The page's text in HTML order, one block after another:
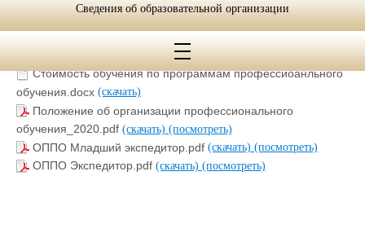
организации профессионального обучения и доп. проф.
Стоимость обучения по программам профессиоанльного
обучения.docx (скачать)
Положение об организации профессионального
обучения_2020.pdf (скачать) (посмотреть)
ОППО Младший экспедитор.pdf (скачать) (посмотреть)
ОППО Экспедитор.pdf (скачать) (посмотреть)
Сведения об образовательной организации